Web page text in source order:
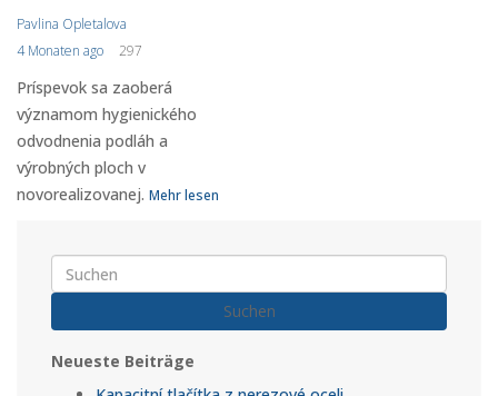
Pavlina Opletalova
4 Monaten ago
297
Príspevok sa zaoberá
významom hygienického
odvodnenia podláh a
výrobných ploch v
novorealizovanej. Mehr lesen
Suchen
Neueste Beiträge